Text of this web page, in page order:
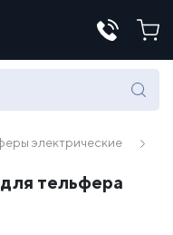
15
электрические
тельфера